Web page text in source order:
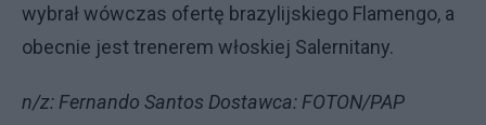
wybrał wówczas ofertę brazylijskiego Flamengo, a
obecnie jest trenerem włoskiej Salernitany.
n/z: Fernando Santos Dostawca: FOTON/PAP